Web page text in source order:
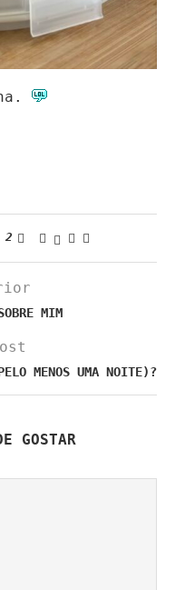
2
MIM
MENOS UMA NOITE)?
GOSTAR